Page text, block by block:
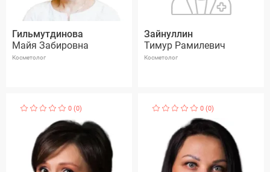
Гильмутдинова
Майя Забировна
Косметолог
Зайнуллин
Тимур Рамилевич
Косметолог
0 (0) 0 (0)